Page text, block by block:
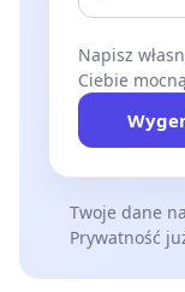
Napisz
Ciebie
Twoje dane
Prywatność